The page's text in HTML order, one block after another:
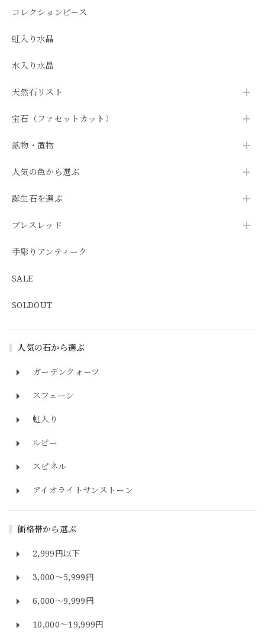
コレクションピース
虹入り水晶
水入り水晶
天然石リスト
宝石（ファセットカット）
鉱物・置物
人気の色から選ぶ
誕生石を選ぶ
ブレスレッド
手彫りアンティーク
SALE
SOLDOUT
人気の石から選ぶ
ガーデンクォーツ
スフェーン
虹入り
ルビー
スピネル
アイオライトサンストーン
価格帯から選ぶ
2,999円以下
3,000～5,999円
6,000～9,999円
10,000～19,999円